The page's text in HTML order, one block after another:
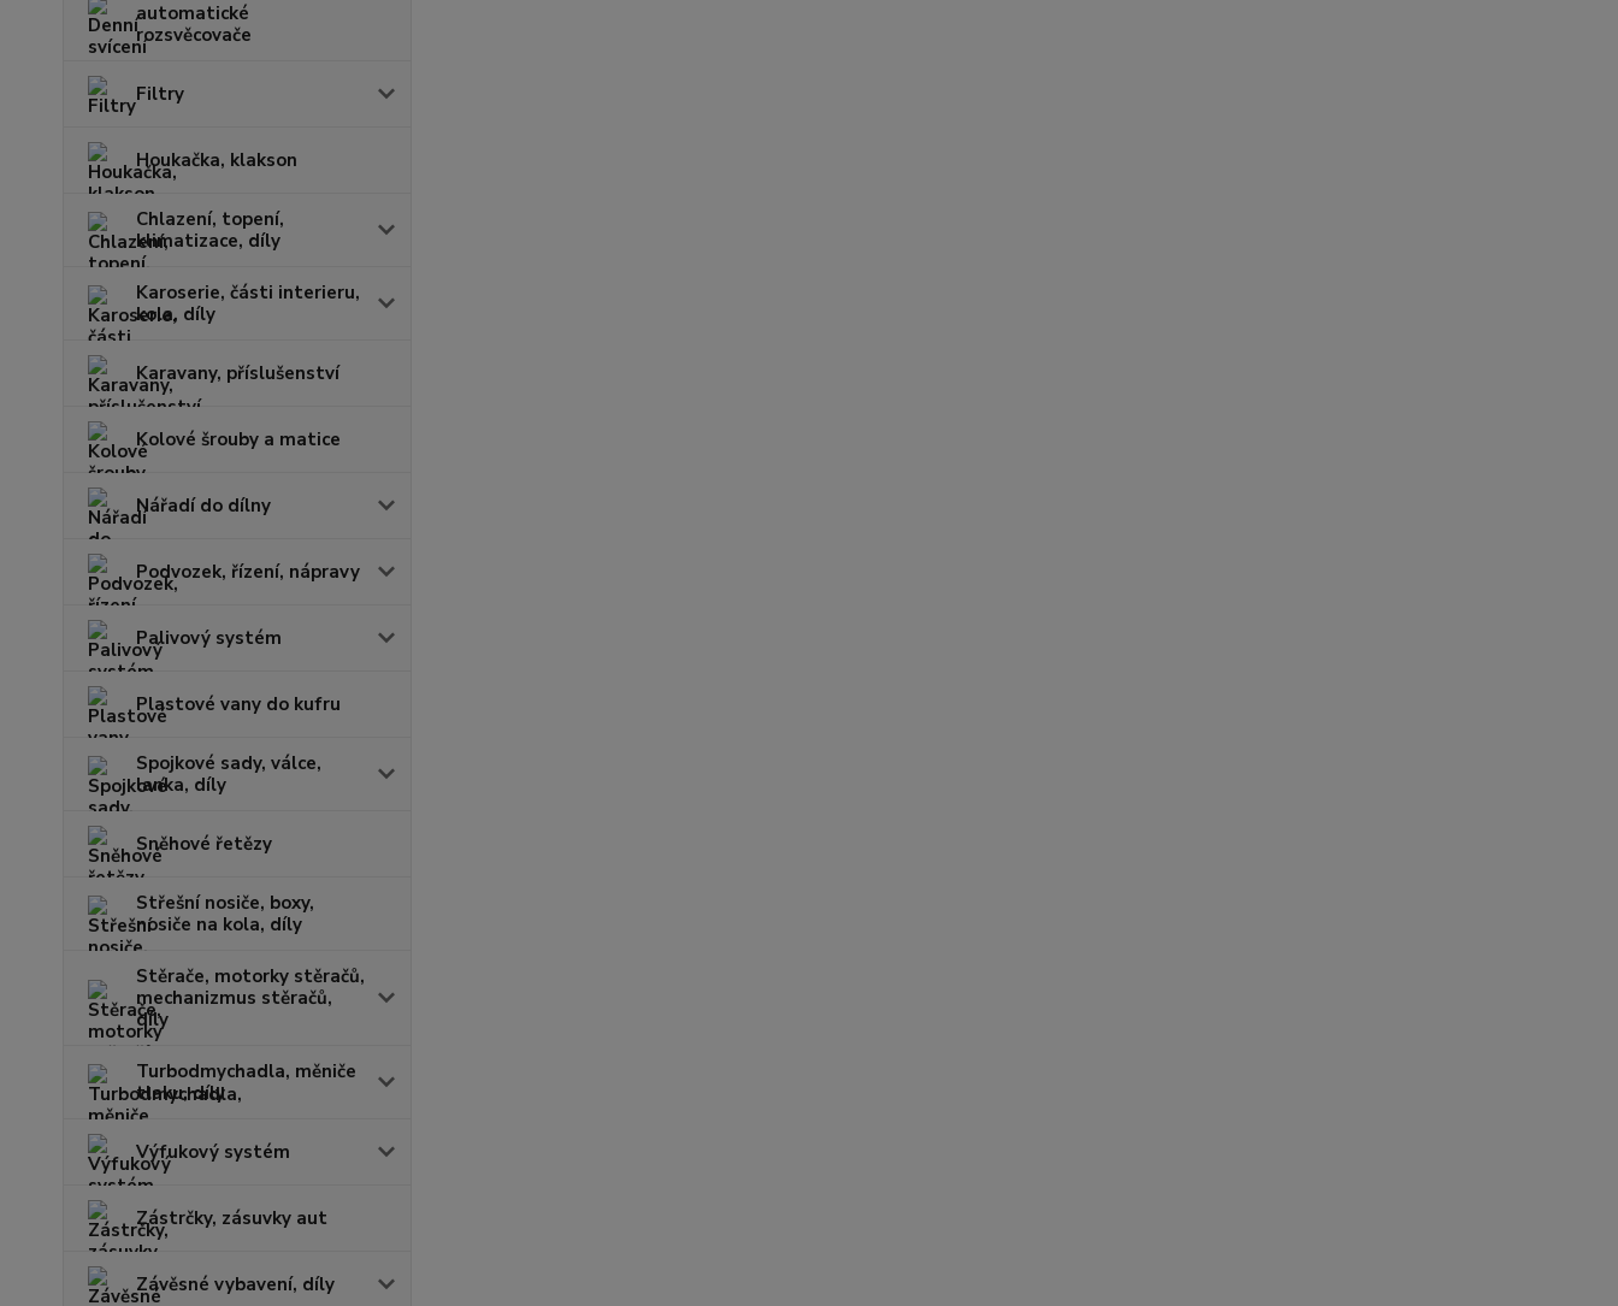
automatické
rozsvěcovače
Filtry
Houkačka, klakson
Chlazení, topení,
klimatizace, díly
Karoserie, části interieru,
kola, díly
Karavany, příslušenství
Kolové šrouby a matice
Nářadí do dílny
Podvozek, řízení, nápravy
Palivový systém
Plastové vany do kufru
Spojkové sady, válce,
lanka, díly
Sněhové řetězy
Střešní nosiče, boxy,
nosiče na kola, díly
Stěrače, motorky stěračů,
mechanizmus stěračů,
díly
Turbodmychadla, měniče
tlaku, díly
Výfukový systém
Zástrčky, zásuvky aut
Závěsné vybavení, díly